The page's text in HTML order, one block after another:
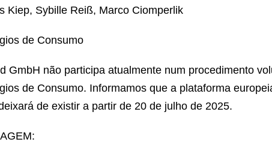
Kiep, Sybille Reiß, Marco Ciomperlik
de Consumo
GmbH não participa atualmente num procedimento
de Consumo. Informamos que a plataforma
de existir a partir de 20 de julho de 2025.